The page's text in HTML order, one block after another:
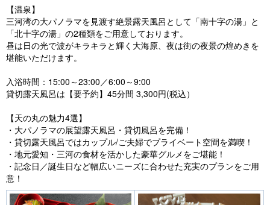
【温泉】
三河湾の大パノラマを見渡す絶景露天風呂として「南十字の湯」と
「北十字の湯」の2種類をご用意しております。
昼は日の光で波がキラキラと輝く大海原、夜は街の夜景の煌めきを
堪能いただけます。
入浴時間：15:00～23:00／6:00～9:00
貸切露天風呂は【要予約】45分間 3,300円(税込）
【天の丸の魅力4選】
・大パノラマの展望露天風呂・貸切風呂を完備！
・貸切露天風呂ではカップル/ご夫婦でプライベート空間を満喫！
・地元愛知・三河の食材を活かした豪華グルメをご堪能！
・記念日／誕生日など幅広いニーズに合わせた充実のプランをご用
意！